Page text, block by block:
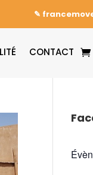
✎
CONTACT